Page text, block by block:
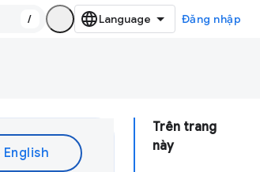
/ Đăng nhập
Trên trang
này